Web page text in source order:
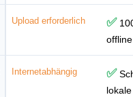
Upload erforderlich ✅
offline
Internetabhängig ✅
lokale